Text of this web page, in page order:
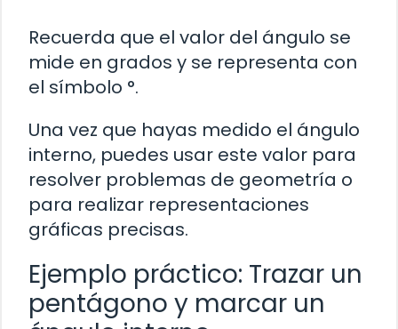
Recuerda que el valor del ángulo se
mide en grados y se representa con
el símbolo °.
Una vez que hayas medido el ángulo
interno, puedes usar este valor para
resolver problemas de geometría o
para realizar representaciones
gráficas precisas.
Ejemplo práctico: Trazar un
pentágono y marcar un